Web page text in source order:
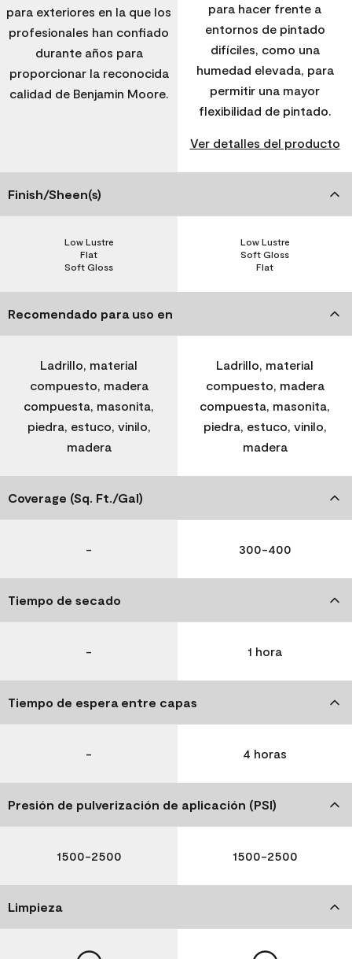
para exteriores en la que los
profesionales han confiado
durante años para
proporcionar la reconocida
calidad de Benjamin Moore.
para hacer frente a
entornos de pintado
difíciles, como una
humedad elevada, para
permitir una mayor
flexibilidad de pintado.
Ver detalles del producto
Finish/Sheen(s)
Soft Gloss
Flat
Low Lustre
Flat
Soft Gloss
Low Lustre
Recomendado para uso en
Ladrillo, material
compuesto, madera
compuesta, masonita,
piedra, estuco, vinilo,
madera
Ladrillo, material
compuesto, madera
compuesta, masonita,
piedra, estuco, vinilo,
madera
Coverage (Sq. Ft./Gal)
- 300-400
Tiempo de secado
- 1 hora
Tiempo de espera entre capas
- 4 horas
Presión de pulverización de aplicación (PSI)
1500-2500 1500-2500
Limpieza